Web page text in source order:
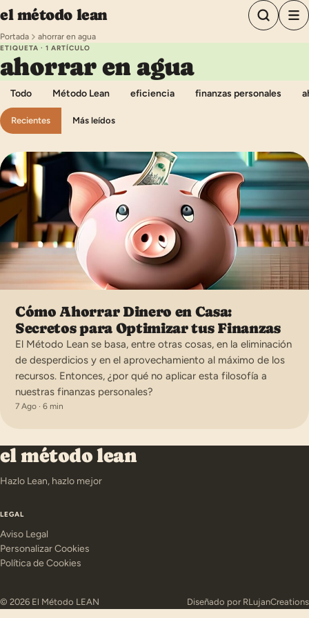
Saltar al contenido
el método lean
Portada ahorrar en agua
ETIQUETA · 1 ARTÍCULO
ahorrar en agua
Todo Método Lean eficiencia finanzas personales
Recientes Más leídos
Cómo Ahorrar Dinero en Casa:
Secretos para Optimizar tus Finanzas
El Método Lean se basa, entre otras cosas, en la eliminación
de desperdicios y en el aprovechamiento al máximo de los
recursos. Entonces, ¿por qué no aplicar esta filosofía a
nuestras finanzas personales?
7 Ago · 6 min
el método lean
Hazlo Lean, hazlo mejor
LEGAL
Aviso Legal
Personalizar Cookies
Política de Cookies
© 2026 El Método LEAN Diseñado por RLujanCreations